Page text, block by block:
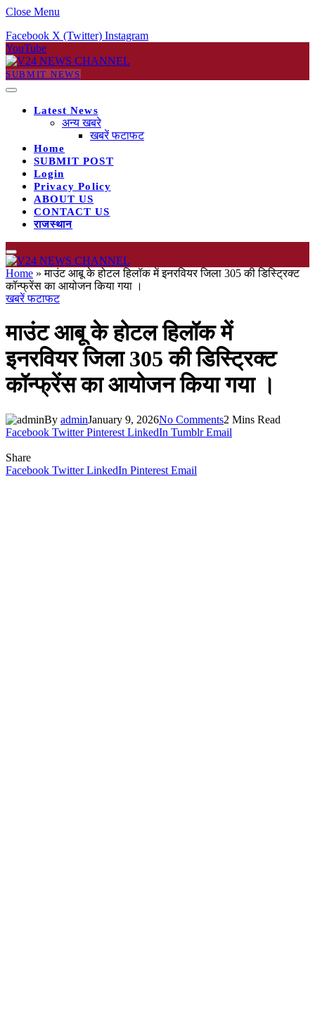
Close Menu
Facebook X (Twitter) Instagram
YouTube
SUBMIT NEWS
Latest News
अन्य खबरे
खबरें फटाफट
Home
SUBMIT POST
Login
Privacy Policy
ABOUT US
CONTACT US
राजस्थान
Home »माउंट आबू के होटल हिलॉक में इनरवियर जिला 305 की डिस्ट्रिक्ट
कॉन्फ्रेंस का आयोजन किया गया ।
खबरें फटाफट
माउंट आबू के होटल हिलॉक में
इनरवियर जिला 305 की डिस्ट्रिक्ट
कॉन्फ्रेंस का आयोजन किया गया ।
By adminJanuary 9, 2026No Comments2 Mins Read
Facebook Twitter Pinterest LinkedIn Tumblr Email
Share
Facebook Twitter LinkedIn Pinterest Email